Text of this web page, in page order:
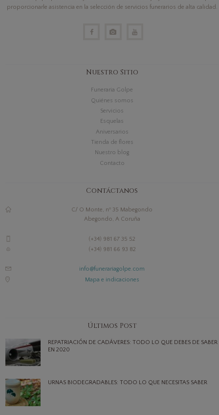
proporcionarle asistencia en la selección de servicios funerarios de alta calidad.
Nuestro Sitio
Funeraria Golpe
Quiénes somos
Servicios
Esquelas
Aniversarios
Tienda de flores
Nuestro blog
Contacto
Contáctanos
C/ O Monte, nº 35 Mabegondo
Abegondo, A Coruña
(+34) 981 67 35 52
(+34) 981 66 93 82
info@funerariagolpe.com
Mapa e indicaciones
Últimos Post
REPATRIACIÓN DE CADÁVERES: TODO LO QUE DEBES DE SABER
EN 2020
URNAS BIODEGRADABLES: TODO LO QUE NECESITAS SABER